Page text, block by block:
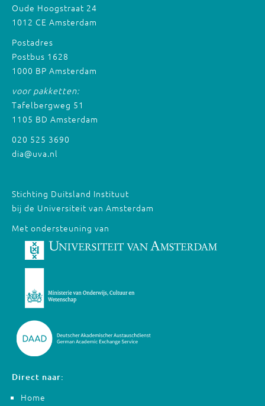
Oude Hoogstraat 24
1012 CE Amsterdam
Postadres
Postbus 1628
1000 BP Amsterdam
voor pakketten:
Tafelbergweg 51
1105 BD Amsterdam
020 525 3690
dia@uva.nl
Stichting Duitsland Instituut
bij de Universiteit van Amsterdam
Met ondersteuning van
Direct naar:
Home